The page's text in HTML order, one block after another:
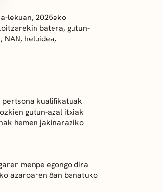
lekuan, 2025eko
batera, gutun-
NAN, helbidea,
pertsona kualifikatuak
gutun-azal itxiak
hemen jakinaraziko
menpe egongo dira
azaroaren 8an banatuko